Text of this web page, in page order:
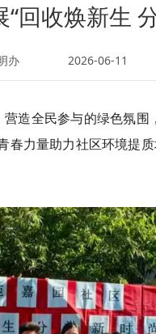
回收焕新生
办 2026-06-11
造全民参与的绿色氛
力量助力社区环境提